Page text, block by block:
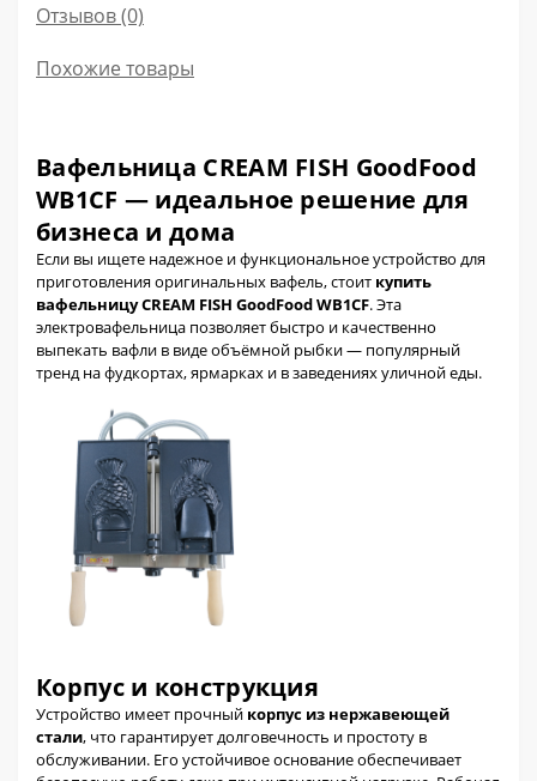
Отзывов (0)
Похожие товары
Вафельница CREAM FISH GoodFood
WB1CF — идеальное решение для
бизнеса и дома
Если вы ищете надежное и функциональное устройство для
приготовления оригинальных вафель, стоит купить
вафельницу CREAM FISH GoodFood WB1CF. Эта
электровафельница позволяет быстро и качественно
выпекать вафли в виде объёмной рыбки — популярный
тренд на фудкортах, ярмарках и в заведениях уличной еды.
Корпус и конструкция
Устройство имеет прочный корпус из нержавеющей
стали, что гарантирует долговечность и простоту в
обслуживании. Его устойчивое основание обеспечивает